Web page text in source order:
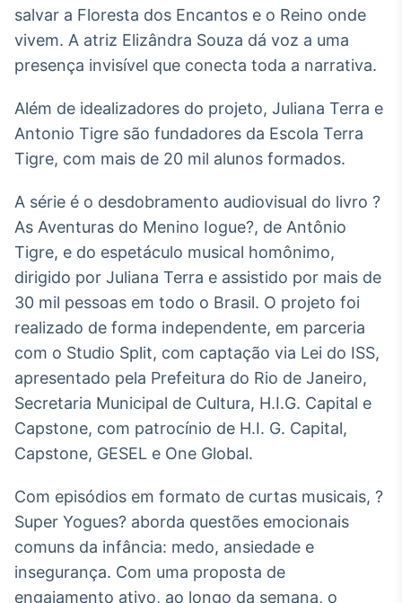
Broadcast
Curadoria
conteúdos
Soluções de
Tecnologia
Radar
Monitoramento
inteligente de
conteúdos
Broadcast
Fundos
plataforma para
analisar fundos
de investimento
no Brasil
IA
BroadFast
salvar a Floresta dos Encantos e o Reino onde
vivem. A atriz Elizândra Souza dá voz a uma
presença invisível que conecta toda a narrativa.
Além de idealizadores do projeto, Juliana Terra e
Antonio Tigre são fundadores da Escola Terra
Tigre, com mais de 20 mil alunos formados.
A série é o desdobramento audiovisual do livro ?
As Aventuras do Menino Iogue?, de Antônio
Tigre, e do espetáculo musical homônimo,
dirigido por Juliana Terra e assistido por mais de
30 mil pessoas em todo o Brasil. O projeto foi
realizado de forma independente, em parceria
com o Studio Split, com captação via Lei do ISS,
apresentado pela Prefeitura do Rio de Janeiro,
Secretaria Municipal de Cultura, H.I.G. Capital e
Capstone, com patrocínio de H.I. G. Capital,
Capstone, GESEL e One Global.
Com episódios em formato de curtas musicais, ?
Super Yogues? aborda questões emocionais
comuns da infância: medo, ansiedade e
insegurança. Com uma proposta de
engajamento ativo, ao longo da semana, o